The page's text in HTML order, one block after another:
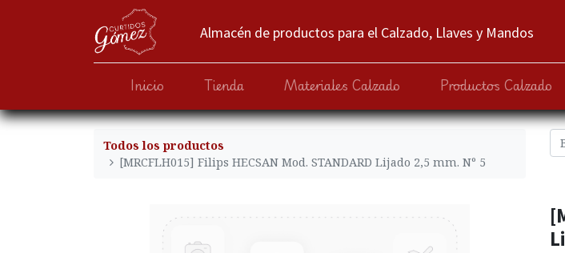
Almacén de productos para el Calzado, Llaves y Mandos
Inicio Tienda Materiales Calzado Productos Calzado
Todos los productos
[MRCFLH015] Filips HECSAN Mod. STANDARD Lijado 2,5 mm. Nº 5